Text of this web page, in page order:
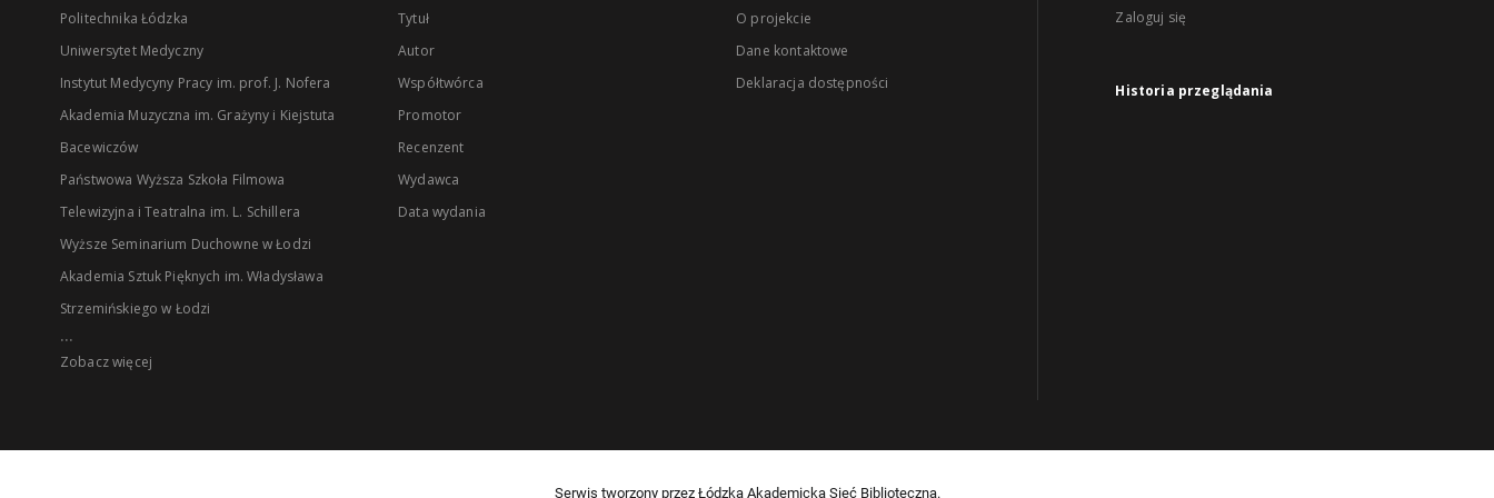
Politechnika Łódzka
Uniwersytet Medyczny
Instytut Medycyny Pracy im. prof. J. Nofera
Akademia Muzyczna im. Grażyny i Kiejstuta
Bacewiczów
Państwowa Wyższa Szkoła Filmowa
Telewizyjna i Teatralna im. L. Schillera
Wyższe Seminarium Duchowne w Łodzi
Akademia Sztuk Pięknych im. Władysława
Strzemińskiego w Łodzi
...
Zobacz więcej
Tytuł
Autor
Współtwórca
Promotor
Recenzent
Wydawca
Data wydania
O projekcie
Dane kontaktowe
Deklaracja dostępności
Zaloguj się
Historia przeglądania
Serwis tworzony przez Łódzką Akademicką Sieć Biblioteczną.